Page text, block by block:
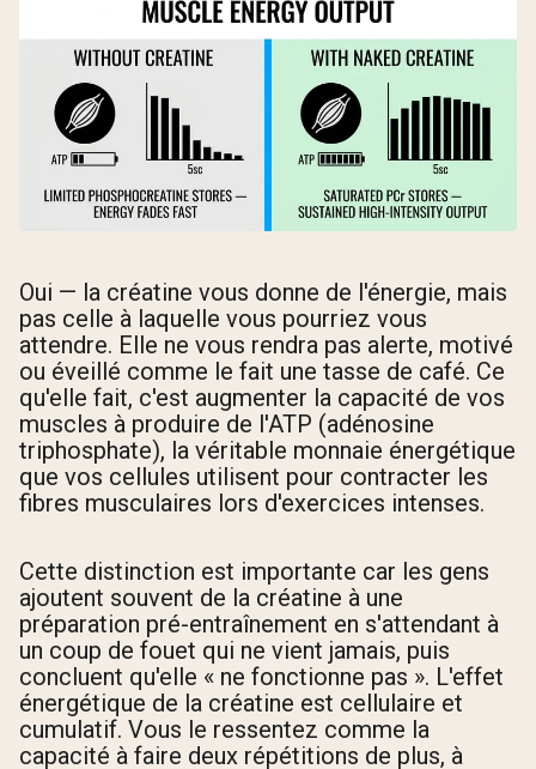
Oui — la créatine vous donne de l'énergie, mais
pas celle à laquelle vous pourriez vous
attendre. Elle ne vous rendra pas alerte, motivé
ou éveillé comme le fait une tasse de café. Ce
qu'elle fait, c'est augmenter la capacité de vos
muscles à produire de l'ATP (adénosine
triphosphate), la véritable monnaie énergétique
que vos cellules utilisent pour contracter les
fibres musculaires lors d'exercices intenses.
Cette distinction est importante car les gens
ajoutent souvent de la créatine à une
préparation pré-entraînement en s'attendant à
un coup de fouet qui ne vient jamais, puis
concluent qu'elle « ne fonctionne pas ». L'effet
énergétique de la créatine est cellulaire et
cumulatif. Vous le ressentez comme la
capacité à faire deux répétitions de plus, à